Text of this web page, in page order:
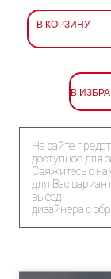
В КОРЗИНУ
В
На сайте
доступное для
Свяжитесь с
для Вас
выезд
дизайнера с